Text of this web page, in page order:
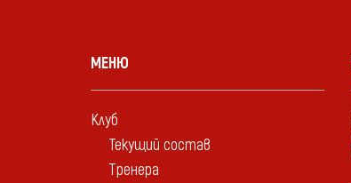
МЕНЮ
Клуб
Текущий состав
Тренера